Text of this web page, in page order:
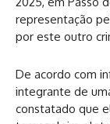
representação
por este outro
De acordo com
integrante de
constatado que